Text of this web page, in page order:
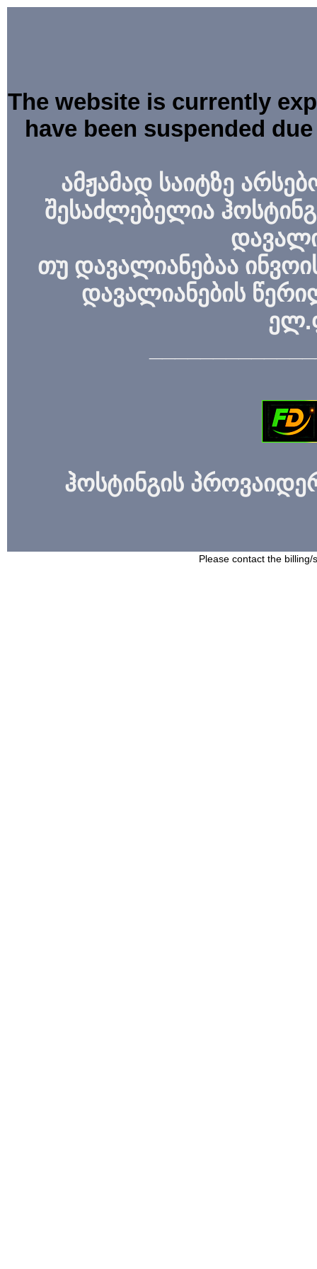
The website is currently
have been suspended
ამჟამად საიტზე
შესაძლებელია
თუ დავალიანებაა
დავალიანების
ჰოსტინგის
Please contact the